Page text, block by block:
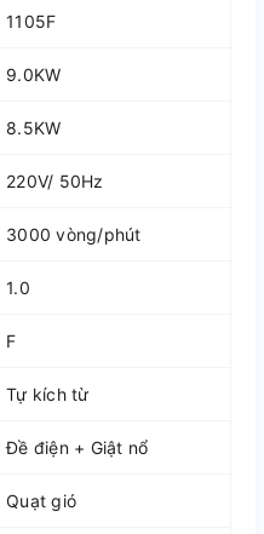
1105F
9.0KW
8.5KW
220V/ 50Hz
3000 vòng/phút
1.0
F
Tự kích từ
Đề điện + Giật nổ
Quạt gió